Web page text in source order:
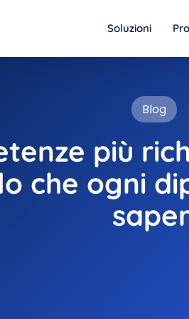
Soluzioni
Blog
più
che ogni